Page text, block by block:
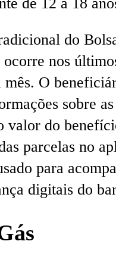
do
ocorre nos
mês. O
sobre as
valor do
parcelas no
para
digitais do